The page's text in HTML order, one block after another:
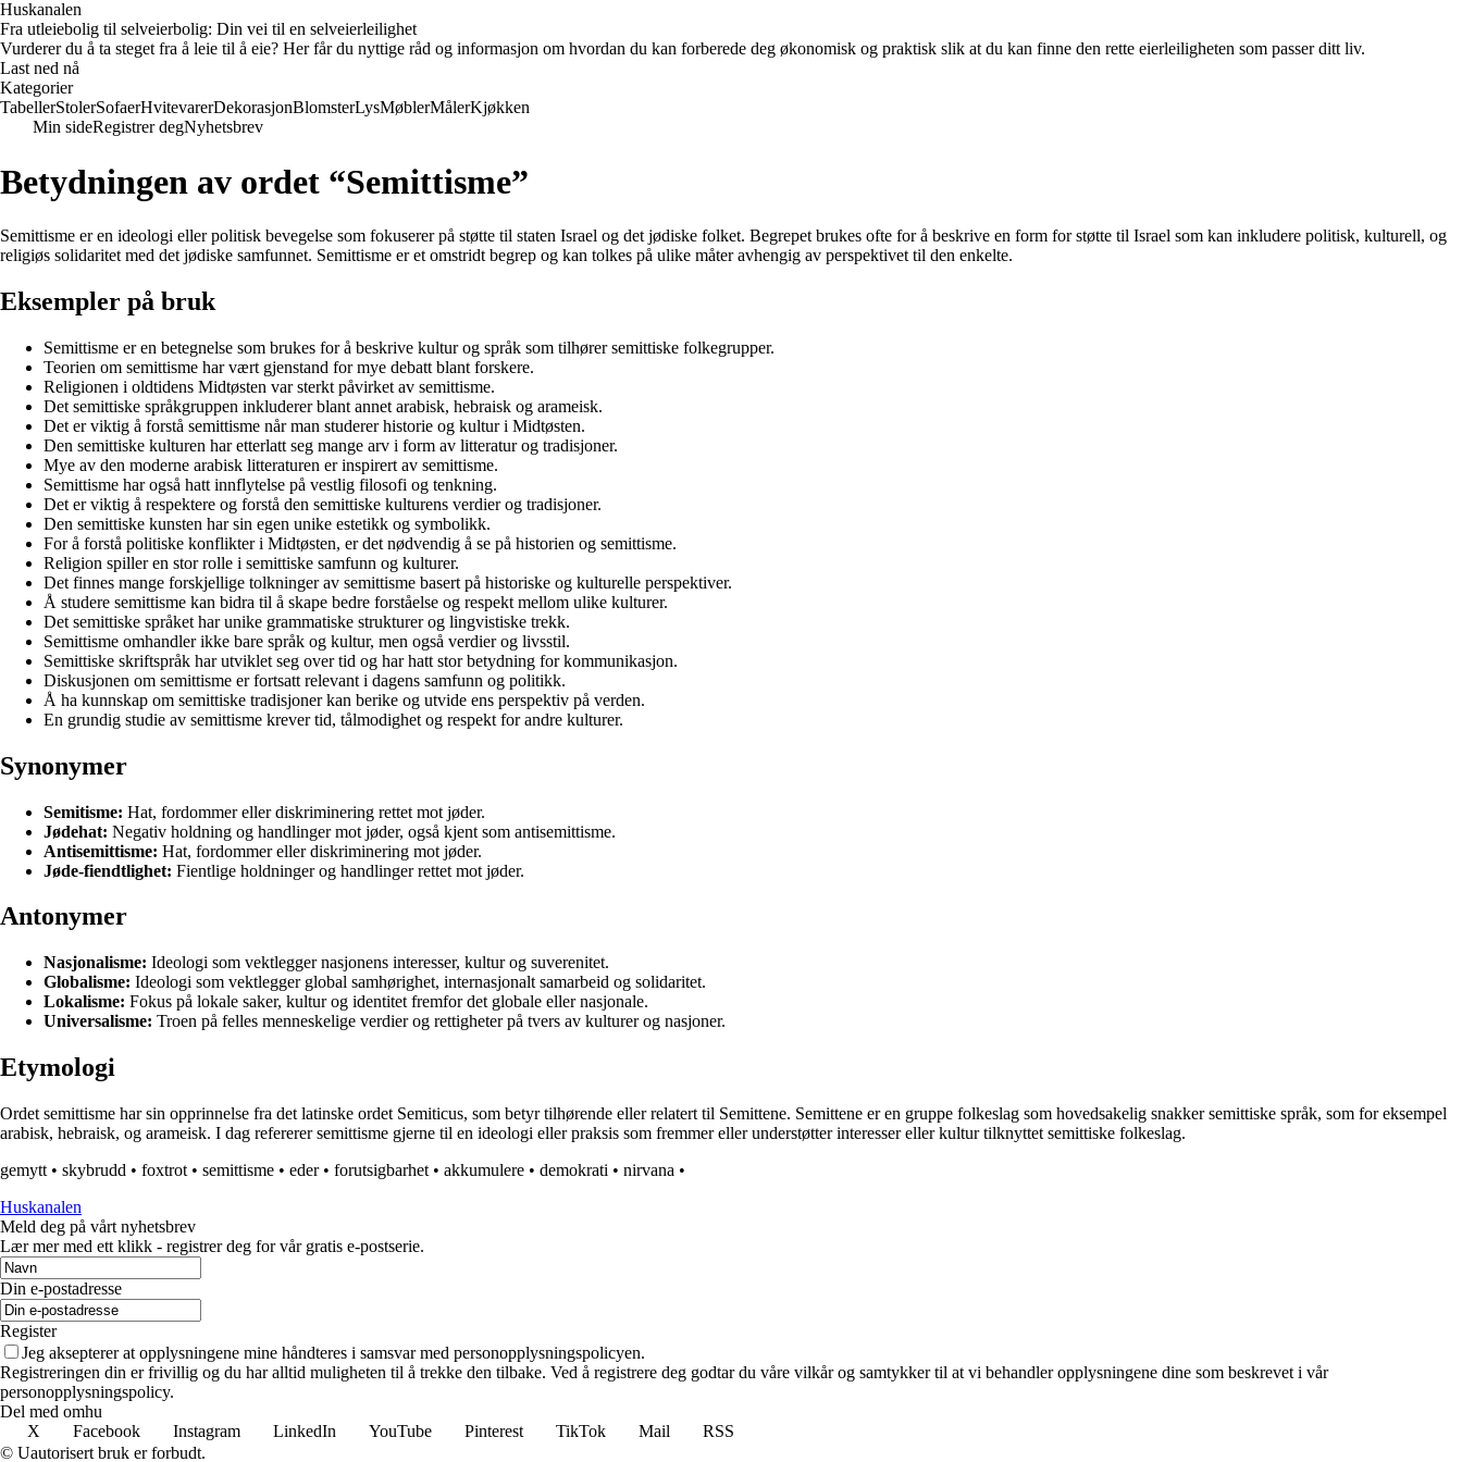
Huskanalen
Fra utleiebolig til selveierbolig: Din vei til en selveierleilighet
Vurderer du å ta steget fra å leie til å eie? Her får du nyttige råd og informasjon om hvordan du kan forberede deg økonomisk og praktisk slik at du kan finne den rette eierleiligheten som passer ditt liv.
Last ned nå
Kategorier
TabellerStolerSofaerHvitevarerDekorasjonBlomsterLysMøblerMålerKjøkken
Min sideRegistrer degNyhetsbrev
Betydningen av ordet “Semittisme”
Semittisme er en ideologi eller politisk bevegelse som fokuserer på støtte til staten Israel og det jødiske folket. Begrepet brukes ofte for å beskrive en form for støtte til Israel som kan inkludere politisk, kulturell, og
religiøs solidaritet med det jødiske samfunnet. Semittisme er et omstridt begrep og kan tolkes på ulike måter avhengig av perspektivet til den enkelte.
Eksempler på bruk
Semittisme er en betegnelse som brukes for å beskrive kultur og språk som tilhører semittiske folkegrupper.
Teorien om semittisme har vært gjenstand for mye debatt blant forskere.
Religionen i oldtidens Midtøsten var sterkt påvirket av semittisme.
Det semittiske språkgruppen inkluderer blant annet arabisk, hebraisk og arameisk.
Det er viktig å forstå semittisme når man studerer historie og kultur i Midtøsten.
Den semittiske kulturen har etterlatt seg mange arv i form av litteratur og tradisjoner.
Mye av den moderne arabisk litteraturen er inspirert av semittisme.
Semittisme har også hatt innflytelse på vestlig filosofi og tenkning.
Det er viktig å respektere og forstå den semittiske kulturens verdier og tradisjoner.
Den semittiske kunsten har sin egen unike estetikk og symbolikk.
For å forstå politiske konflikter i Midtøsten, er det nødvendig å se på historien og semittisme.
Religion spiller en stor rolle i semittiske samfunn og kulturer.
Det finnes mange forskjellige tolkninger av semittisme basert på historiske og kulturelle perspektiver.
Å studere semittisme kan bidra til å skape bedre forståelse og respekt mellom ulike kulturer.
Det semittiske språket har unike grammatiske strukturer og lingvistiske trekk.
Semittisme omhandler ikke bare språk og kultur, men også verdier og livsstil.
Semittiske skriftspråk har utviklet seg over tid og har hatt stor betydning for kommunikasjon.
Diskusjonen om semittisme er fortsatt relevant i dagens samfunn og politikk.
Å ha kunnskap om semittiske tradisjoner kan berike og utvide ens perspektiv på verden.
En grundig studie av semittisme krever tid, tålmodighet og respekt for andre kulturer.
Synonymer
Semitisme: Hat, fordommer eller diskriminering rettet mot jøder.
Jødehat: Negativ holdning og handlinger mot jøder, også kjent som antisemittisme.
Antisemittisme: Hat, fordommer eller diskriminering mot jøder.
Jøde-fiendtlighet: Fientlige holdninger og handlinger rettet mot jøder.
Antonymer
Nasjonalisme: Ideologi som vektlegger nasjonens interesser, kultur og suverenitet.
Globalisme: Ideologi som vektlegger global samhørighet, internasjonalt samarbeid og solidaritet.
Lokalisme: Fokus på lokale saker, kultur og identitet fremfor det globale eller nasjonale.
Universalisme: Troen på felles menneskelige verdier og rettigheter på tvers av kulturer og nasjoner.
Etymologi
Ordet semittisme har sin opprinnelse fra det latinske ordet Semiticus, som betyr tilhørende eller relatert til Semittene. Semittene er en gruppe folkeslag som hovedsakelig snakker semittiske språk, som for eksempel
arabisk, hebraisk, og arameisk. I dag refererer semittisme gjerne til en ideologi eller praksis som fremmer eller understøtter interesser eller kultur tilknyttet semittiske folkeslag.
gemytt • skybrudd • foxtrot • semittisme • eder• forutsigbarhet • akkumulere • demokrati • nirvana •
Huskanalen
Meld deg på vårt nyhetsbrev
Lær mer med ett klikk - registrer deg for vår gratis e-postserie.
Din e-postadresse
Register
Jeg aksepterer at opplysningene mine håndteres i samsvar med personopplysningspolicyen.
Registreringen din er frivillig og du har alltid muligheten til å trekke den tilbake. Ved å registrere deg godtar du våre vilkår og samtykker til at vi behandler opplysningene dine som beskrevet i vår
personopplysningspolicy.
Del med omhu
X
Facebook Instagram LinkedIn YouTube Pinterest TikTok Mail
RSS
© Uautorisert bruk er forbudt.